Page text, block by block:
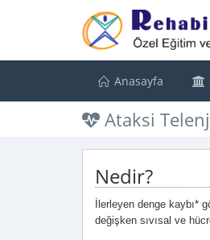
Anasayfa
Ataksi
Nedir?
İlerleyen denge kaybı*
değişken sıvısal ve